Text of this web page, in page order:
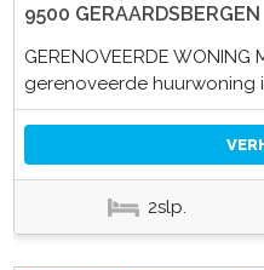
9500 GERAARDSBERGEN
GERENOVEERDE WONING
gerenoveerde huurwoning
2slp.